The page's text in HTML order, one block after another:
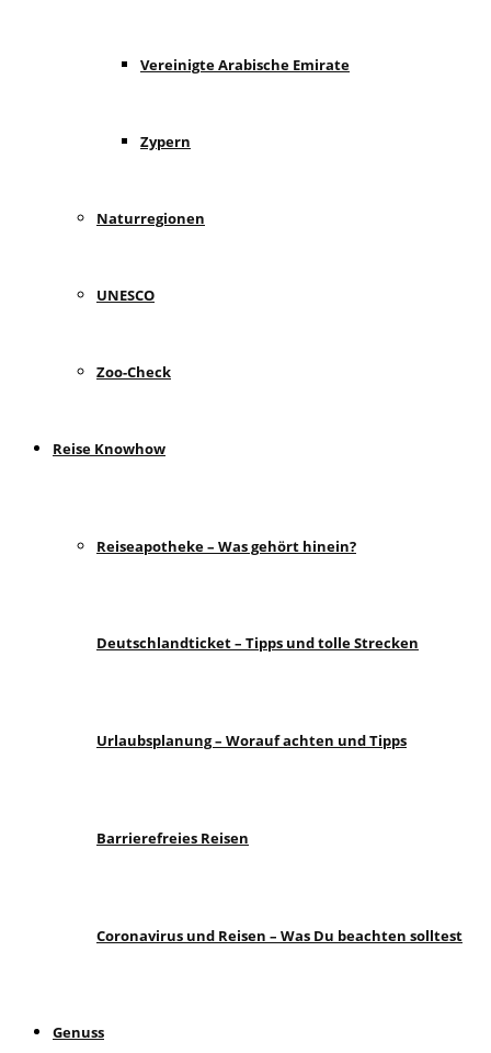
Vereinigte Arabische Emirate
Zypern
Naturregionen
UNESCO
Zoo-Check
Reise Knowhow
Reiseapotheke – Was gehört hinein?
Deutschlandticket – Tipps und tolle Strecken
Urlaubsplanung – Worauf achten und Tipps
Barrierefreies Reisen
Coronavirus und Reisen – Was Du beachten solltest
Genuss